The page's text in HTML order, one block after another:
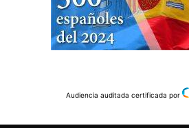
Audiencia auditada certificada por